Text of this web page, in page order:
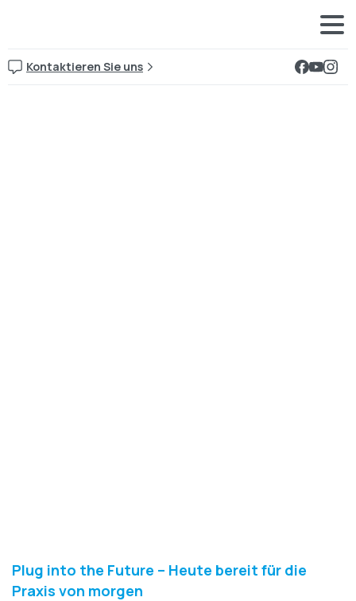
Kontaktieren Sie uns
Plug into the Future – Heute bereit für die
Praxis von morgen